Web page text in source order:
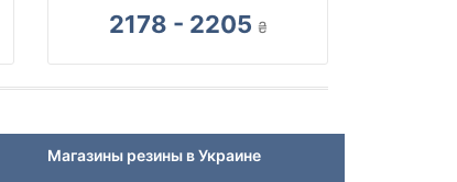
2178 - 2205 ₴
Магазины резины в Украине